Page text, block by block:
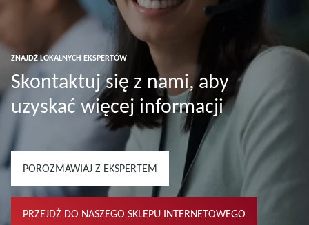
ZNAJDŹ LOKALNYCH EKSPERTÓW
Skontaktuj się z nami, aby
uzyskać więcej informacji
POROZMAWIAJ Z EKSPERTEM
PRZEJDŹ DO NASZEGO SKLEPU INTERNETOWEGO